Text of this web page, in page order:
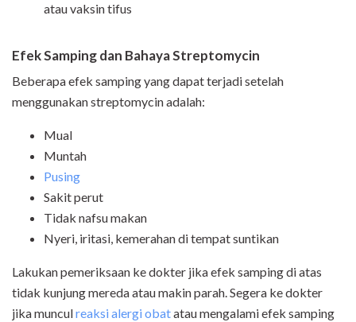
atau vaksin tifus
Efek Samping dan Bahaya Streptomycin
Beberapa efek samping yang dapat terjadi setelah
menggunakan streptomycin adalah:
Mual
Muntah
Pusing
Sakit perut
Tidak nafsu makan
Nyeri, iritasi, kemerahan di tempat suntikan
Lakukan pemeriksaan ke dokter jika efek samping di atas
tidak kunjung mereda atau makin parah. Segera ke dokter
jika munculreaksi alergi obatatau mengalami efek samping